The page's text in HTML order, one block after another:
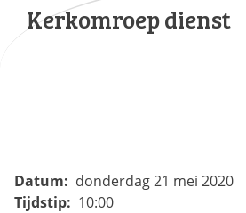
Kerkomroep dienst
Datum: donderdag 21 mei 2020
Tijdstip: 10:00